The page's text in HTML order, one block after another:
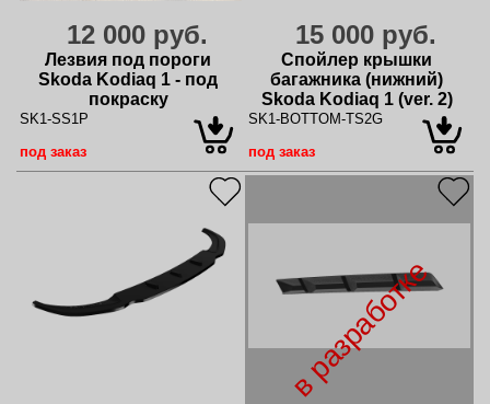
12 000 руб.
Лезвия под пороги
Skoda Kodiaq 1 - под
покраску
SK1-SS1P
под заказ
15 000 руб.
Спойлер крышки
багажника (нижний)
Skoda Kodiaq 1 (ver. 2)
SK1-BOTTOM-TS2G
под заказ
в разработке